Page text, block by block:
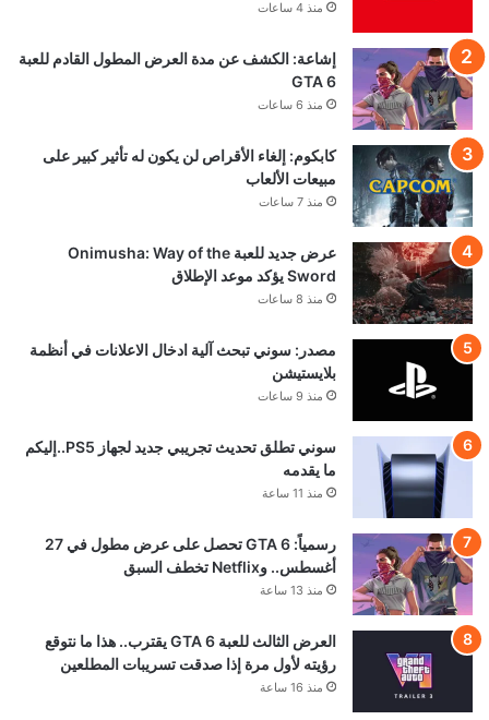
منذ 4 ساعات
إشاعة: الكشف عن مدة العرض المطول القادم للعبة
GTA 6
منذ 6 ساعات
كابكوم: إلغاء الأقراص لن يكون له تأثير كبير على
مبيعات الألعاب
منذ 7 ساعات
عرض جديد للعبة Onimusha: Way of the
Sword يؤكد موعد الإطلاق
منذ 8 ساعات
مصدر: سوني تبحث آلية ادخال الاعلانات في أنظمة
بلايستيشن
منذ 9 ساعات
سوني تطلق تحديث تجريبي جديد لجهاز PS5..إليكم
ما يقدمه
منذ 11 ساعة
رسمياً: GTA 6 تحصل على عرض مطول في 27
أغسطس.. وNetflix تخطف السبق
منذ 13 ساعة
العرض الثالث للعبة GTA 6 يقترب.. هذا ما نتوقع
رؤيته لأول مرة إذا صدقت تسريبات المطلعين
منذ 16 ساعة